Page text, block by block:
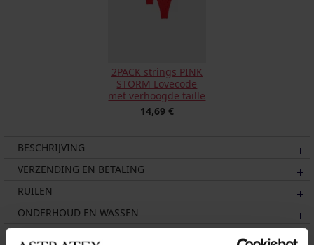
2PACK strings PINK
STORM Lovecode
met verhoogde taille
14,69 €
BESCHRIJVING
VERZENDING EN BETALING
RUILEN
ONDERHOUD EN WASSEN